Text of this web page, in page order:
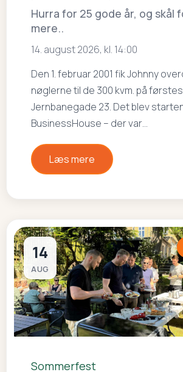
Hurra for 25 gode år, og skål
mere..
14. august 2026, kl. 14:00
Den 1. februar 2001 fik Johnny
nøglerne til de 300 kvm. på
Jernbanegade 23. Det blev
BusinessHouse – der var…
Læs mere
14
AUG
Sommerfest